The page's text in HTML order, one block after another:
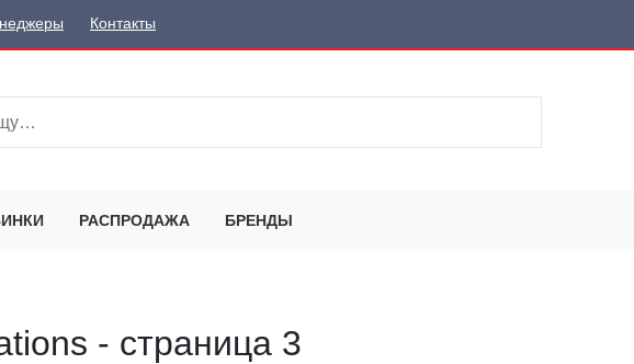
Контакты
РАСПРОДАЖА БРЕНДЫ
- страница 3